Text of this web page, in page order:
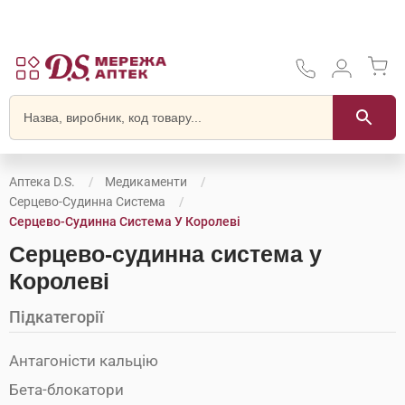
Аптека D.S.
Медикаменти
Серцево-Судинна Система
Серцево-Судинна Система У Королеві
Серцево-судинна система у
Королеві
Підкатегорії
Антагоністи кальцію
Бета-блокатори